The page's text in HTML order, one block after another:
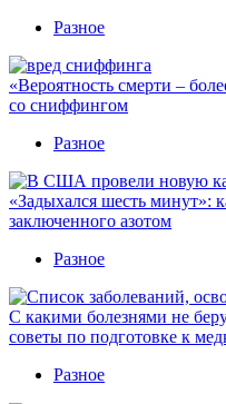
Разное
«Вероятность смерти –
со сниффингом
Разное
«Задыхался шесть минут»:
заключенного азотом
Разное
С какими болезнями не
советы по подготовке к
Разное